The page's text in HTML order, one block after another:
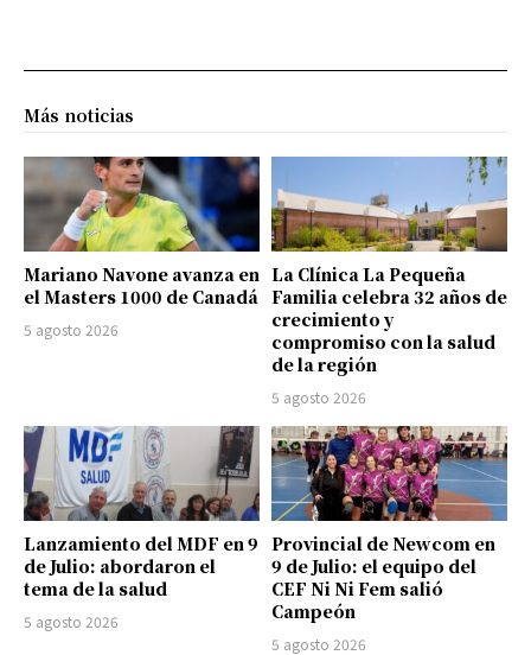
Más noticias
Mariano Navone avanza en
el Masters 1000 de Canadá
5 agosto 2026
La Clínica La Pequeña
Familia celebra 32 años de
crecimiento y
compromiso con la salud
de la región
5 agosto 2026
Lanzamiento del MDF en 9
de Julio: abordaron el
tema de la salud
5 agosto 2026
Provincial de Newcom en
9 de Julio: el equipo del
CEF Ni Ni Fem salió
Campeón
5 agosto 2026